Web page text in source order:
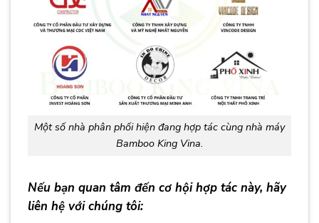
Một số nhà phân phối hiện đang hợp tác cùng nhà máy
Bamboo King Vina.
Nếu bạn quan tâm đến cơ hội hợp tác này, hãy
liên hệ với chúng tôi: